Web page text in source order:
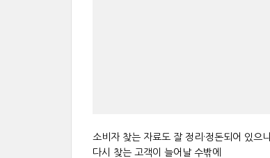
소비자 찾는 자료도 잘 정리·정돈되어 있으니
다시 찾는 고객이 늘어날 수밖에